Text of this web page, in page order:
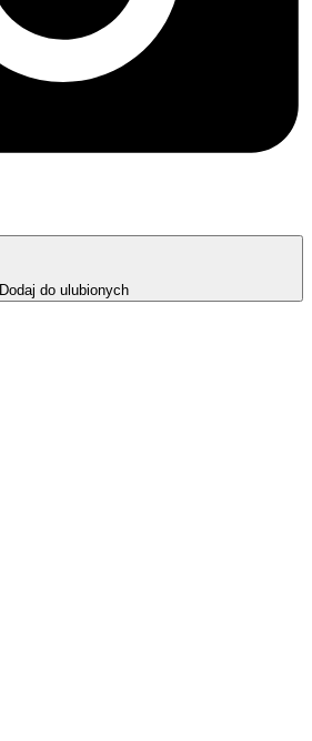
Dodaj do ulubionych